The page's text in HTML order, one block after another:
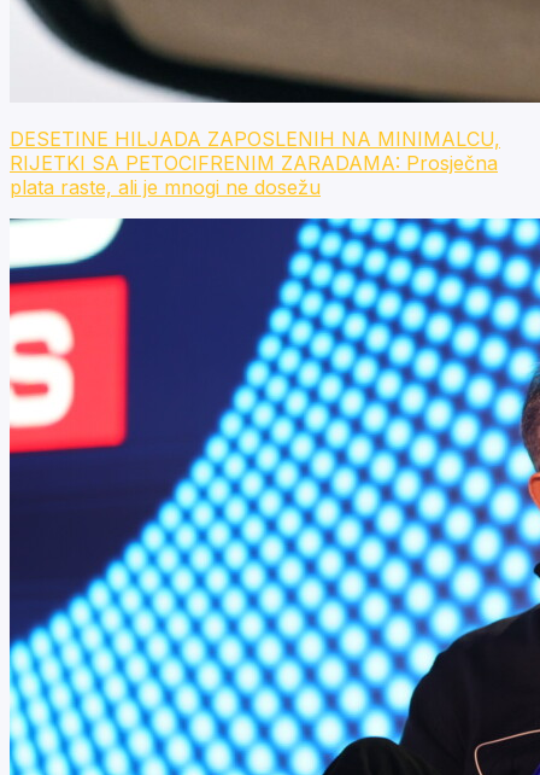
DESETINE HILJADA ZAPOSLENIH NA MINIMALCU,
RIJETKI SA PETOCIFRENIM ZARADAMA: Prosječna
plata raste, ali je mnogi ne dosežu